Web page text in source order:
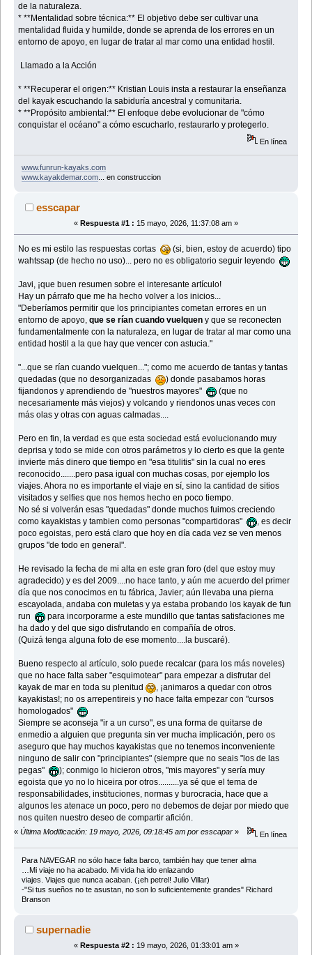
de la naturaleza.
* **Mentalidad sobre técnica:** El objetivo debe ser cultivar una
mentalidad fluida y humilde, donde se aprenda de los errores en un
entorno de apoyo, en lugar de tratar al mar como una entidad hostil.
Llamado a la Acción
* **Recuperar el origen:** Kristian Louis insta a restaurar la enseñanza
del kayak escuchando la sabiduría ancestral y comunitaria.
* **Propósito ambiental:** El enfoque debe evolucionar de "cómo
conquistar el océano" a cómo escucharlo, restaurarlo y protegerlo.
En línea
www.funrun-kayaks.com
www.kayakdemar.com... en construccion
esscapar
« Respuesta #1 : 15 mayo, 2026, 11:37:08 am »
No es mi estilo las respuestas cortas
(si, bien, estoy de acuerdo) tipo
wahtssap (de hecho no uso)... pero no es obligatorio seguir leyendo
Javi, ¡que buen resumen sobre el interesante artículo!
Hay un párrafo que me ha hecho volver a los inicios...
"Deberíamos permitir que los principiantes cometan errores en un
entorno de apoyo,que se rían cuando vuelquen y que se reconecten
fundamentalmente con la naturaleza, en lugar de tratar al mar como una
entidad hostil a la que hay que vencer con astucia."
"...que se rían cuando vuelquen..."; como me acuerdo de tantas y tantas
quedadas (que no desorganizadas
) donde pasabamos horas
fijandonos y aprendiendo de "nuestros mayores"
(que no
necesariamente más viejos) y volcando y riendonos unas veces con
más olas y otras con aguas calmadas....
Pero en fin, la verdad es que esta sociedad está evolucionando muy
deprisa y todo se mide con otros parámetros y lo cierto es que la gente
invierte más dinero que tiempo en "esa titulitis" sin la cual no eres
reconocido.......pero pasa igual con muchas cosas, por ejemplo los
viajes. Ahora no es importante el viaje en sí, sino la cantidad de sitios
visitados y selfies que nos hemos hecho en poco tiempo.
No sé si volverán esas "quedadas" donde muchos fuimos creciendo
como kayakistas y tambien como personas "compartidoras"
, es decir
poco egoistas, pero está claro que hoy en día cada vez se ven menos
grupos "de todo en general".
He revisado la fecha de mi alta en este gran foro (del que estoy muy
agradecido) y es del 2009....no hace tanto, y aún me acuerdo del primer
día que nos conocimos en tu fábrica, Javier; aún llevaba una pierna
escayolada, andaba con muletas y ya estaba probando los kayak de fun
run
para incorporarme a este mundillo que tantas satisfaciones me
ha dado y del que sigo disfrutando en compañía de otros.
(Quizá tenga alguna foto de ese momento....la buscaré).
Bueno respecto al artículo, solo puede recalcar (para los más noveles)
que no hace falta saber "esquimotear" para empezar a disfrutar del
kayak de mar en toda su plenitud
, ¡animaros a quedar con otros
kayakistas!; no os arrepentireis y no hace falta empezar con "cursos
homologados"
Siempre se aconseja "ir a un curso", es una forma de quitarse de
enmedio a alguien que pregunta sin ver mucha implicación, pero os
aseguro que hay muchos kayakistas que no tenemos inconveniente
ninguno de salir con "principiantes" (siempre que no seais "los de las
pegas"
); conmigo lo hicieron otros, "mis mayores" y sería muy
egoista que yo no lo hiceira por otros..........ya sé que el tema de
responsabilidades, instituciones, normas y burocracia, hace que a
algunos les atenace un poco, pero no debemos de dejar por miedo que
nos quiten nuestro deseo de compartir afición.
« Última Modificación: 19 mayo, 2026, 09:18:45 am por esscapar » En línea
Para NAVEGAR no sólo hace falta barco, también hay que tener alma
…Mi viaje no ha acabado. Mi vida ha ido enlazando
viajes. Viajes que nunca acaban. (¡eh petrel! Julio Villar)
-"Si tus sueños no te asustan, no son lo suficientemente grandes" Richard
Branson
supernadie
« Respuesta #2 : 19 mayo, 2026, 01:33:01 am »